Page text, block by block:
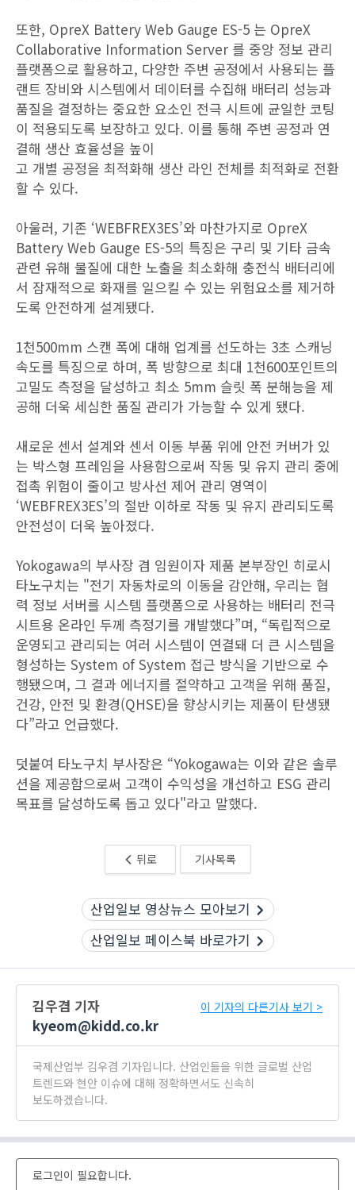
또한, OpreX Battery Web Gauge ES-5 는 OpreX
Collaborative Information Server 를 중앙 정보 관리
플랫폼으로 활용하고, 다양한 주변 공정에서 사용되는 플
랜트 장비와 시스템에서 데이터를 수집해 배터리 성능과
품질을 결정하는 중요한 요소인 전극 시트에 균일한 코팅
이 적용되도록 보장하고 있다. 이를 통해 주변 공정과 연
결해 생산 효율성을 높이
고 개별 공정을 최적화해 생산 라인 전체를 최적화로 전환
할 수 있다.
아울러, 기존 ‘WEBFREX3ES’와 마찬가지로 OpreX
Battery Web Gauge ES-5의 특징은 구리 및 기타 금속
관련 유해 물질에 대한 노출을 최소화해 충전식 배터리에
서 잠재적으로 화재를 일으킬 수 있는 위험요소를 제거하
도록 안전하게 설계됐다.
1천500mm 스캔 폭에 대해 업계를 선도하는 3초 스캐닝
속도를 특징으로 하며, 폭 방향으로 최대 1천600포인트의
고밀도 측정을 달성하고 최소 5mm 슬릿 폭 분해능을 제
공해 더욱 세심한 품질 관리가 가능할 수 있게 됐다.
새로운 센서 설계와 센서 이동 부품 위에 안전 커버가 있
는 박스형 프레임을 사용함으로써 작동 및 유지 관리 중에
접촉 위험이 줄이고 방사선 제어 관리 영역이
‘WEBFREX3ES’의 절반 이하로 작동 및 유지 관리되도록
안전성이 더욱 높아졌다.
Yokogawa의 부사장 겸 임원이자 제품 본부장인 히로시
타노구치는 "전기 자동차로의 이동을 감안해, 우리는 협
력 정보 서버를 시스템 플랫폼으로 사용하는 배터리 전극
시트용 온라인 두께 측정기를 개발했다”며, “독립적으로
운영되고 관리되는 여러 시스템이 연결돼 더 큰 시스템을
형성하는 System of System 접근 방식을 기반으로 수
행됐으며, 그 결과 에너지를 절약하고 고객을 위해 품질,
건강, 안전 및 환경(QHSE)을 향상시키는 제품이 탄생됐
다”라고 언급했다.
덧붙여 타노구치 부사장은 “Yokogawa는 이와 같은 솔루
션을 제공함으로써 고객이 수익성을 개선하고 ESG 관리
목표를 달성하도록 돕고 있다"라고 말했다.
뒤로 기사목록
산업일보 영상뉴스 모아보기
산업일보 페이스북 바로가기
김우겸 기자
kyeom@kidd.co.kr
이 기자의 다른기사 보기 >
국제산업부 김우겸 기자입니다. 산업인들을 위한 글로벌 산업
트렌드와 현안 이슈에 대해 정확하면서도 신속히
보도하겠습니다.
로그인이 필요합니다.